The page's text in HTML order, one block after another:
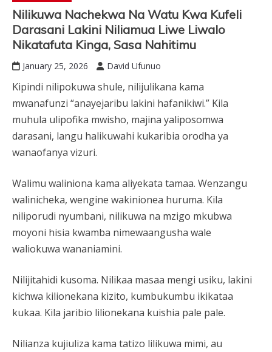
Nilikuwa Nachekwa Na Watu Kwa Kufeli
Darasani Lakini Niliamua Liwe Liwalo
Nikatafuta Kinga, Sasa Nahitimu
January 25, 2026 David Ufunuo
Kipindi nilipokuwa shule, nilijulikana kama
mwanafunzi “anayejaribu lakini hafanikiwi.” Kila
muhula ulipofika mwisho, majina yaliposomwa
darasani, langu halikuwahi kukaribia orodha ya
wanaofanya vizuri.
Walimu waliniona kama aliyekata tamaa. Wenzangu
walinicheka, wengine wakinionea huruma. Kila
niliporudi nyumbani, nilikuwa na mzigo mkubwa
moyoni hisia kwamba nimewaangusha wale
waliokuwa wananiamini.
Nilijitahidi kusoma. Nilikaa masaa mengi usiku, lakini
kichwa kilionekana kizito, kumbukumbu ikikataa
kukaa. Kila jaribio lilionekana kuishia pale pale.
Nilianza kujiuliza kama tatizo lilikuwa mimi, au